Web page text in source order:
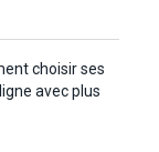
choisir ses
avec plus